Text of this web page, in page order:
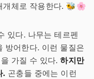
개체로 작용한다. 🐝🌸
있다. 나무는 테르펜
방어한다. 이런 물질은
가질 수 있다.하지만
. 곤충들 중에는 이런